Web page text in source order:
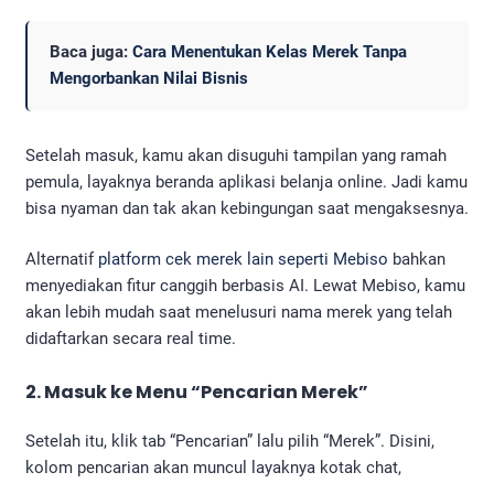
Baca juga: Cara Menentukan Kelas Merek Tanpa
Mengorbankan Nilai Bisnis
Setelah masuk, kamu akan disuguhi tampilan yang ramah
pemula, layaknya beranda aplikasi belanja online. Jadi kamu
bisa nyaman dan tak akan kebingungan saat mengaksesnya.
Alternatif platform cek merek lain seperti Mebiso bahkan
menyediakan fitur canggih berbasis AI. Lewat Mebiso, kamu
akan lebih mudah saat menelusuri nama merek yang telah
didaftarkan secara real time.
2. Masuk ke Menu “Pencarian Merek”
Setelah itu, klik tab “Pencarian” lalu pilih “Merek”. Disini,
kolom pencarian akan muncul layaknya kotak chat,